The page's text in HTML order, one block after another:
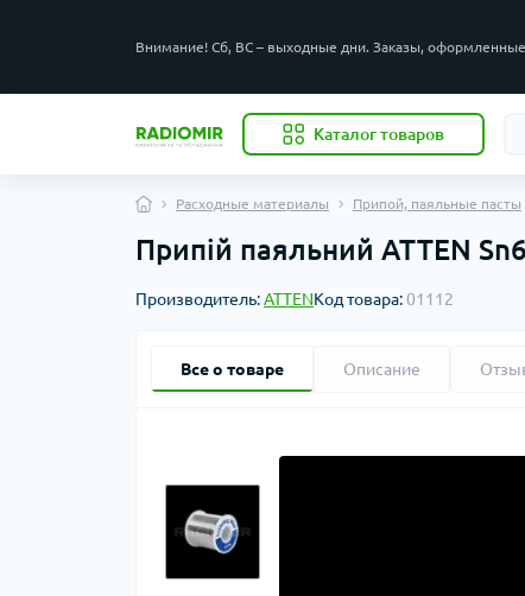
Внимание! Сб, ВС – выходные дни. Заказы,
Каталог товаров
Расходные материалы Припой, паяльные пасты
Припій паяльний ATTEN
Производитель:ATTENКод товара:01112
Все о товаре Описание